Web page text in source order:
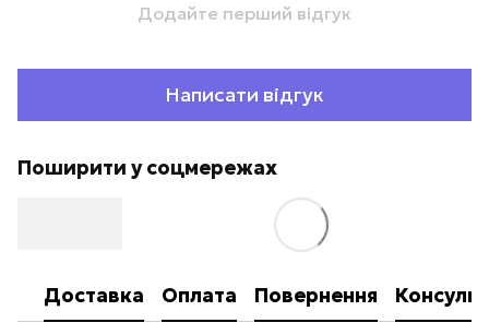
Додайте перший відгук
Написати відгук
Поширити у соцмережах
Доставка Оплата Повернення